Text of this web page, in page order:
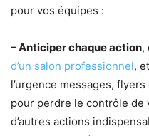
pour vos équipes :
– Anticiper chaque action,
d’un salon professionnel,
l’urgence messages,
pour perdre le contrôle
d’autres actions